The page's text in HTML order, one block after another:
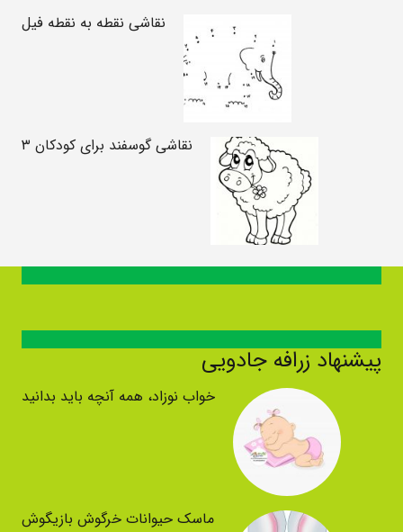
نقاشی نقطه به نقطه فیل
نقاشی گوسفند برای کودکان ۳
پیشنهاد زرافه جادویی
خواب نوزاد، همه آنچه باید بدانید
ماسک حیوانات خرگوش بازیگوش